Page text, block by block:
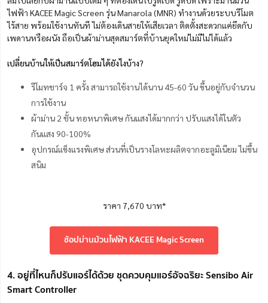
ไฟฟ้า KACEE Magic Screen รุ่น Manarola (MNR) ทำงานด้วยระบบรีโมต
ไร้สาย พร้อมใช้งานทันที ไม่ต้องเดินสายให้เสียเวลา ติดตั้งสะดวกแค่ยึดกับ
เพดานหรือผนัง ถือเป็นผ้าม่านสุดสมาร์ตที่บ้านยุคใหม่ไม่มีไม่ได้แล้ว
เปลี่ยนบ้านให้เป็นสมาร์ตโฮมได้ยังไงบ้าง?
รีโมทชาร์จ 1 ครั้ง สามารถใช้งานได้นาน 45-60 วัน ขึ้นอยู่กับจำนวน
การใช้งาน
ผ้าม่าน 2 ชั้น ทอหนาพิเศษ กันแสงได้มากกว่า ปรับแสงได้ในตัว
กันแสง 90-100%
อุปกรณ์แข็งแรงพิเศษ ส่วนที่เป็นรางโลหะผลิตจากอะลูมิเนียม ไม่ขึ้น
สนิม
ราคา 7,670 บาท*
ช้อปม่านม้วนไฟฟ้า KACEE Magic Screen
4. อยู่ที่ไหนก็ปรับแอร์ได้ด้วย ชุดควบคุมแอร์อัจฉริยะ Sensibo Air
Smart Controller